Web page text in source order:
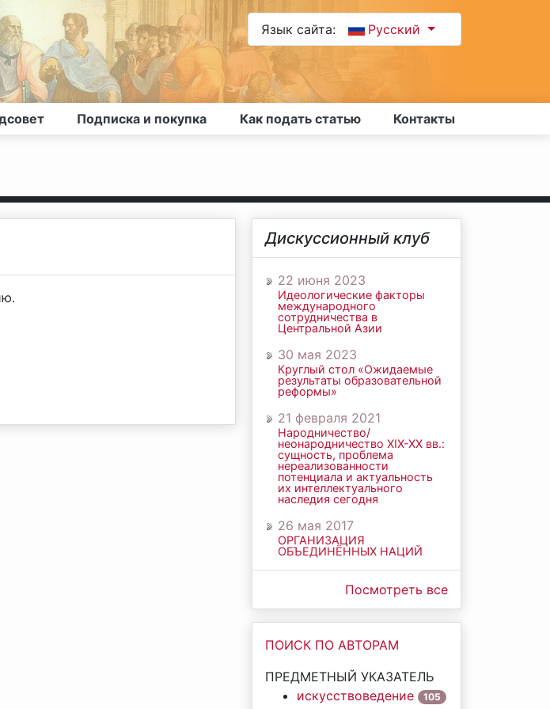
Язык сайта: Русский
Подписка и покупка Как подать статью Контакты
Дискуссионный клуб
22 июня 2023
Идеологические факторы
международного
сотрудничества в
Центральной Азии
30 мая 2023
Круглый стол «Ожидаемые
результаты образовательной
реформы»
21 февраля 2021
Народничество/
неонародничество ХIХ-ХХ вв.:
сущность, проблема
нереализованности
потенциала и актуальность
их интеллектуального
наследия сегодня
26 мая 2017
ОРГАНИЗАЦИЯ
ОБЪЕДИНЁННЫХ НАЦИЙ
Посмотреть все
ПОИСК ПО АВТОРАМ
ПРЕДМЕТНЫЙ УКАЗАТЕЛЬ
искусствоведение
105